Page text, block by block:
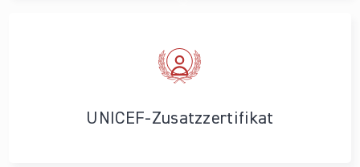
UNICEF-Zusatzzertifikat